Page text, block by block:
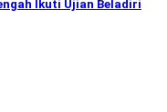
Ikuti Ujian Beladiri